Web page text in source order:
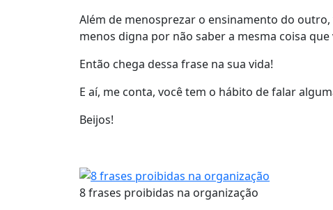
Além de menosprezar o ensinamento do
menos digna por não saber a mesma coisa que
Então chega dessa frase na sua vida!
E aí, me conta, você tem o hábito de falar
Beijos!
8 frases proibidas na organização